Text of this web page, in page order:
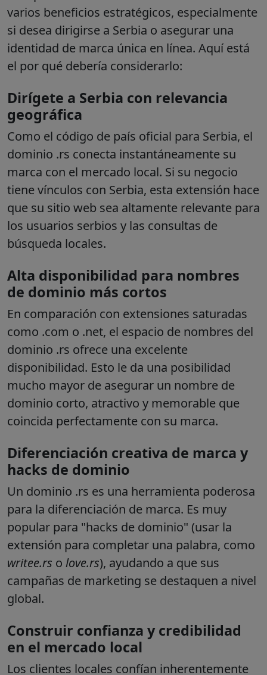
varios beneficios estratégicos, especialmente
si desea dirigirse a Serbia o asegurar una
identidad de marca única en línea. Aquí está
el por qué debería considerarlo:
Dirígete a Serbia con relevancia
geográfica
Como el código de país oficial para Serbia, el
dominio .rs conecta instantáneamente su
marca con el mercado local. Si su negocio
tiene vínculos con Serbia, esta extensión hace
que su sitio web sea altamente relevante para
los usuarios serbios y las consultas de
búsqueda locales.
Alta disponibilidad para nombres
de dominio más cortos
En comparación con extensiones saturadas
como .com o .net, el espacio de nombres del
dominio .rs ofrece una excelente
disponibilidad. Esto le da una posibilidad
mucho mayor de asegurar un nombre de
dominio corto, atractivo y memorable que
coincida perfectamente con su marca.
Diferenciación creativa de marca y
hacks de dominio
Un dominio .rs es una herramienta poderosa
para la diferenciación de marca. Es muy
popular para "hacks de dominio" (usar la
extensión para completar una palabra, como
writee.rs o love.rs), ayudando a que sus
campañas de marketing se destaquen a nivel
global.
Construir confianza y credibilidad
en el mercado local
Los clientes locales confían inherentemente